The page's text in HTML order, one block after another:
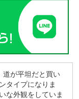
道が平坦だと買い
タイプになりま
な外観をしていま